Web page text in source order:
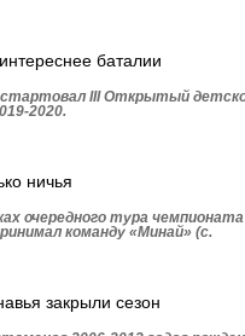
баталии
ІІІ Открытый
2020.
ничья
очередного тура
команду «Минай» (с.
закрыли сезон